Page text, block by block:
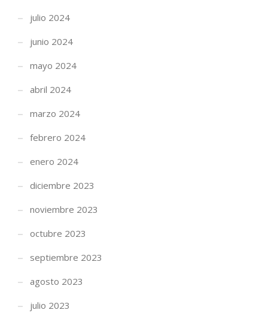
julio 2024
junio 2024
mayo 2024
abril 2024
marzo 2024
febrero 2024
enero 2024
diciembre 2023
noviembre 2023
octubre 2023
septiembre 2023
agosto 2023
julio 2023